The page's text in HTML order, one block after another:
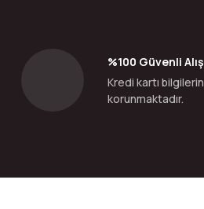
Ürün fiyatı diğer sitelerden daha
Bu ürüne benzer farklı alternatifler
%100 Güvenli
Kredi kartı
korunmaktadır.